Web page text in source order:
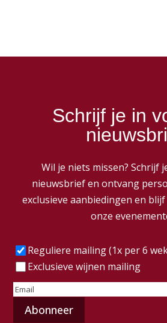
Schrijf je in
Wil je niets missen? Schrijf
nieuwsbrief en ontvang
exclusieve aanbiedingen en
onze
Frequentie(Vereist)
Reguliere mailing (1x per 6
Exclusieve wijnen mailing
E-
mailadres